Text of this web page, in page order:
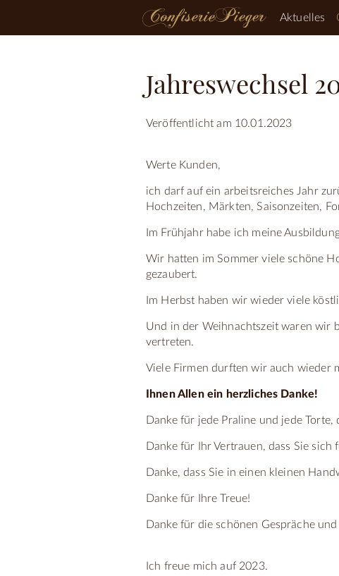
Aktuelles
Jahreswechsel
Veröffentlicht am 10.01.2023
Werte Kunden,
ich darf auf ein arbeitsreiches Jahr
Hochzeiten, Märkten, Saisonzeiten,
Im Frühjahr habe ich meine
Wir hatten im Sommer viele schöne
gezaubert.
Im Herbst haben wir wieder viele
Und in der Weihnachtszeit waren wir
vertreten.
Viele Firmen durften wir auch wieder
Ihnen Allen ein herzliches Danke!
Danke für jede Praline und jede
Danke für Ihr Vertrauen, dass Sie
Danke, dass Sie in einen kleinen
Danke für Ihre Treue!
Danke für die schönen Gespräche und
Ich freue mich auf 2023.